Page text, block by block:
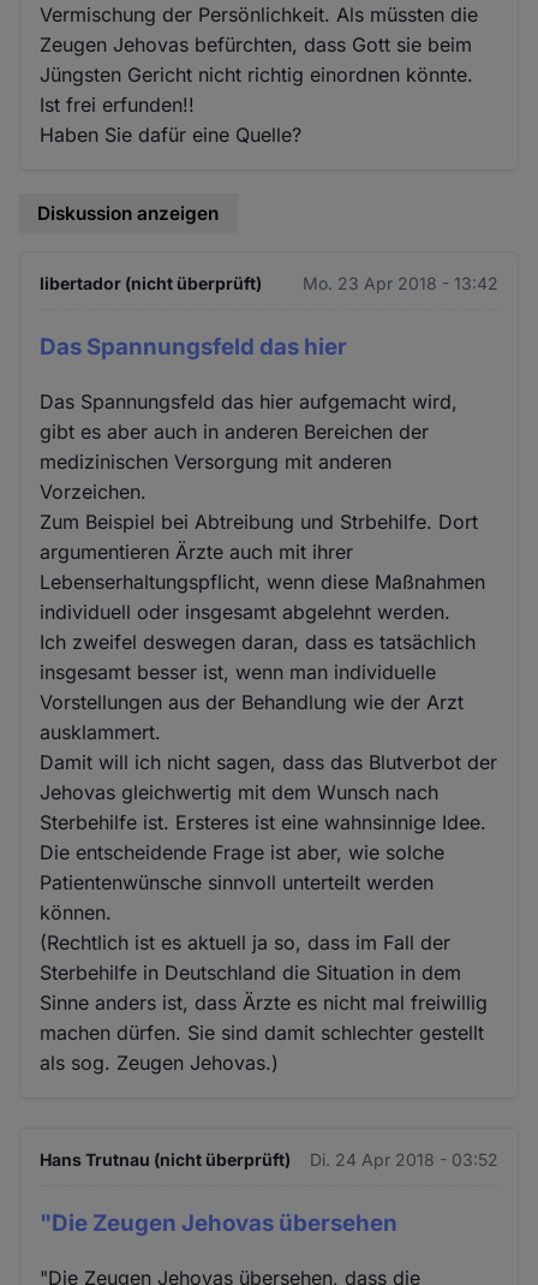
Vermischung der Persönlichkeit. Als müssten die
Zeugen Jehovas befürchten, dass Gott sie beim
Jüngsten Gericht nicht richtig einordnen könnte.
Ist frei erfunden!!
Haben Sie dafür eine Quelle?
Diskussion anzeigen
libertador (nicht überprüft) Mo. 23 Apr 2018 - 13:42
Das Spannungsfeld das hier
Das Spannungsfeld das hier aufgemacht wird,
gibt es aber auch in anderen Bereichen der
medizinischen Versorgung mit anderen
Vorzeichen.
Zum Beispiel bei Abtreibung und Strbehilfe. Dort
argumentieren Ärzte auch mit ihrer
Lebenserhaltungspflicht, wenn diese Maßnahmen
individuell oder insgesamt abgelehnt werden.
Ich zweifel deswegen daran, dass es tatsächlich
insgesamt besser ist, wenn man individuelle
Vorstellungen aus der Behandlung wie der Arzt
ausklammert.
Damit will ich nicht sagen, dass das Blutverbot der
Jehovas gleichwertig mit dem Wunsch nach
Sterbehilfe ist. Ersteres ist eine wahnsinnige Idee.
Die entscheidende Frage ist aber, wie solche
Patientenwünsche sinnvoll unterteilt werden
können.
(Rechtlich ist es aktuell ja so, dass im Fall der
Sterbehilfe in Deutschland die Situation in dem
Sinne anders ist, dass Ärzte es nicht mal freiwillig
machen dürfen. Sie sind damit schlechter gestellt
als sog. Zeugen Jehovas.)
Hans Trutnau (nicht überprüft) Di. 24 Apr 2018 - 03:52
"Die Zeugen Jehovas übersehen
"Die Zeugen Jehovas übersehen, dass die